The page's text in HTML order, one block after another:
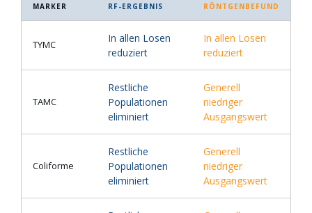
MARKER RF-ERGEBNIS RÖNTGENBEFUND
TYMC
In allen Losen
reduziert
In allen Losen
reduziert
TAMC
Restliche
Populationen
eliminiert
Generell
niedriger
Ausgangswert
Coliforme
Restliche
Populationen
eliminiert
Generell
niedriger
Ausgangswert